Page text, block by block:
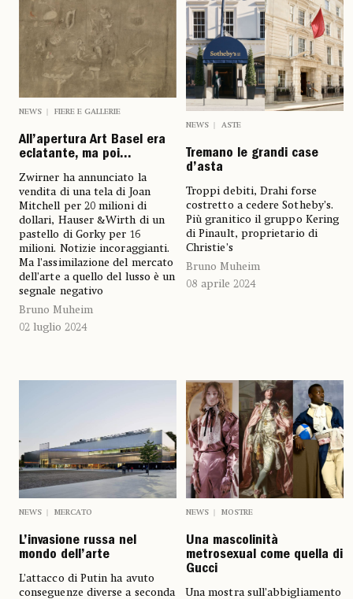
NEWS FIERE E GALLERIE
All’apertura Art Basel era
eclatante, ma poi...
Zwirner ha annunciato la
vendita di una tela di Joan
Mitchell per 20 milioni di
dollari, Hauser &Wirth di un
pastello di Gorky per 16
milioni. Notizie incoraggianti.
Ma l’assimilazione del mercato
dell’arte a quello del lusso è un
segnale negativo
Bruno Muheim
02 luglio 2024
NEWS ASTE
Tremano le grandi case
d’asta
Troppi debiti, Drahi forse
costretto a cedere Sotheby’s.
Più granitico il gruppo Kering
di Pinault, proprietario di
Christie’s
Bruno Muheim
08 aprile 2024
NEWS MERCATO
L’invasione russa nel
mondo dell’arte
L’attacco di Putin ha avuto
conseguenze diverse a seconda
NEWS MOSTRE
Una mascolinità
metrosexual come quella di
Gucci
Una mostra sull’abbigliamento